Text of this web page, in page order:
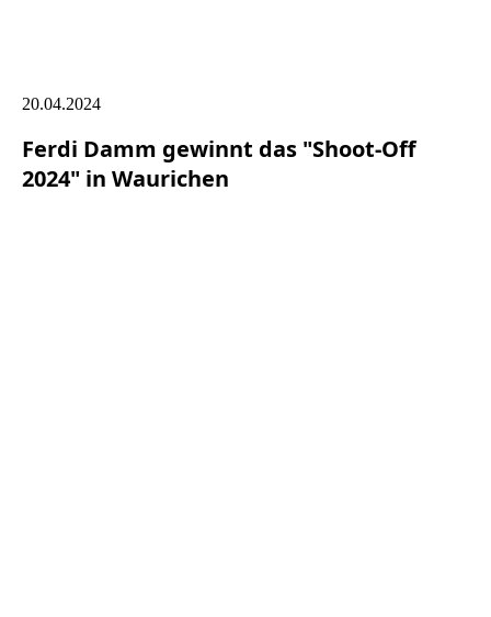
20.04.2024
Ferdi Damm gewinnt das "Shoot-Off
2024" in Waurichen